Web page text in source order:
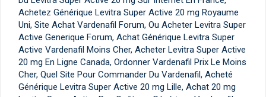
Achetez Générique Levitra Super Active 20 mg Royaume
Uni, Site Achat Vardenafil Forum, Ou Acheter Levitra Super
Active Generique Forum, Achat Générique Levitra Super
Active Vardenafil Moins Cher, Acheter Levitra Super Active
20 mg En Ligne Canada, Ordonner Vardenafil Prix Le Moins
Cher, Quel Site Pour Commander Du Vardenafil, Acheté
Générique Levitra Super Active 20 mg Lille, Achat 20 mg